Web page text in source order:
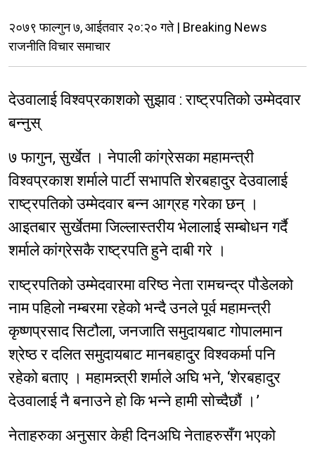
२०७९ फाल्गुन ७, आईतवार २०:२० गते | Breaking News
राजनीति विचार समाचार
देउवालाई विश्वप्रकाशको सुझाव : राष्ट्रपतिको उम्मेदवार
बन्नुस्
७ फागुन, सुर्खेत । नेपाली कांग्रेसका महामन्त्री
विश्वप्रकाश शर्माले पार्टी सभापति शेरबहादुर देउवालाई
राष्ट्रपतिको उम्मेदवार बन्न आग्रह गरेका छन् ।
आइतबार सुर्खेतमा जिल्लास्तरीय भेलालाई सम्बोधन गर्दै
शर्माले कांग्रेसकै राष्ट्रपति हुने दाबी गरे ।
राष्ट्रपतिको उम्मेदवारमा वरिष्ठ नेता रामचन्द्र पौडेलको
नाम पहिलो नम्बरमा रहेको भन्दै उनले पूर्व महामन्त्री
कृष्णप्रसाद सिटौला, जनजाति समुदायबाट गोपालमान
श्रेष्ठ र दलित समुदायबाट मानबहादुर विश्वकर्मा पनि
रहेको बताए । महामन्न्त्री शर्माले अघि भने, ‘शेरबहादुर
देउवालाई नै बनाउने हो कि भन्ने हामी सोच्दैछौं ।’
नेताहरुका अनुसार केही दिनअघि नेताहरुसँग भएको